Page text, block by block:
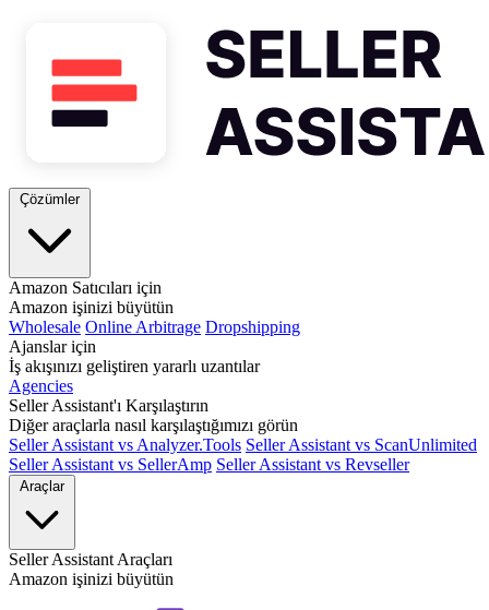
Çözümler
Amazon Satıcıları için
Amazon işinizi büyütün
Wholesale Online Arbitrage Dropshipping
Ajanslar için
İş akışınızı geliştiren yararlı uzantılar
Agencies
Seller Assistant'ı Karşılaştırın
Diğer araçlarla nasıl karşılaştığımızı görün
Seller Assistant vs Analyzer.Tools Seller Assistant vs ScanUnlimited
Seller Assistant vs SellerAmp Seller Assistant vs Revseller
Araçlar
Seller Assistant Araçları
Amazon işinizi büyütün